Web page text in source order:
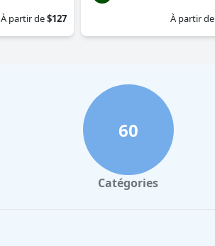
À partir de$127
À partir de
60
Catégories